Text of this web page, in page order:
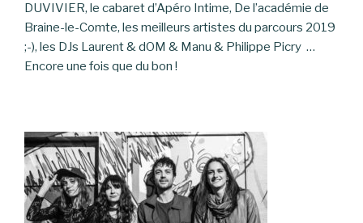
DUVIVIER, le cabaret d’Apéro Intime, De l’académie de
Braine-le-Comte, les meilleurs artistes du parcours 2019
;-), les DJs Laurent & dOM & Manu & Philippe Picry …
Encore une fois que du bon !